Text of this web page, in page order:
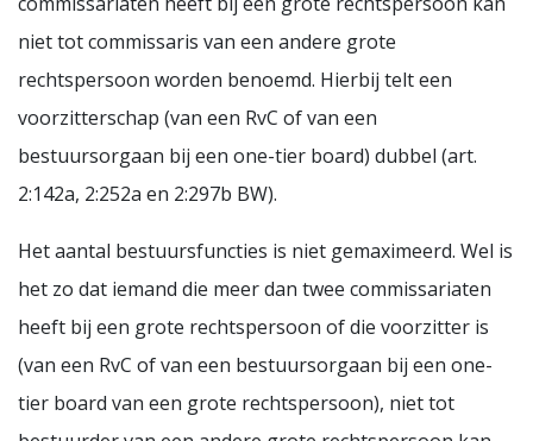
niet tot commissaris van een andere grote
rechtspersoon worden benoemd. Hierbij telt een
voorzitterschap (van een RvC of van een
bestuursorgaan bij een one-tier board) dubbel (art.
2:142a, 2:252a en 2:297b BW).
Het aantal bestuursfuncties is niet gemaximeerd. Wel is
het zo dat iemand die meer dan twee commissariaten
heeft bij een grote rechtspersoon of die voorzitter is
(van een RvC of van een bestuursorgaan bij een one-
tier board van een grote rechtspersoon), niet tot